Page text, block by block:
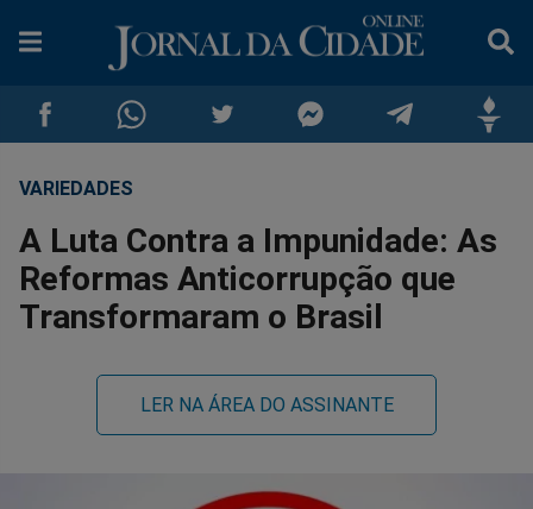
Compartilhar
no
Facebook
Compartilhar
no
Whatsapp
no
Twitter
no
Messenger
no
Telegram
no
VARIEDADES
A Luta Contra a Impunidade: As
Reformas Anticorrupção que
Transformaram o Brasil
LER NA ÁREA DO ASSINANTE